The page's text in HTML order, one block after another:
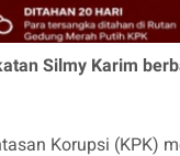
Silmy Karim
Korupsi (KPK)